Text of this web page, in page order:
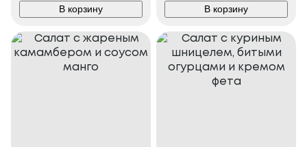
В корзину В корзину